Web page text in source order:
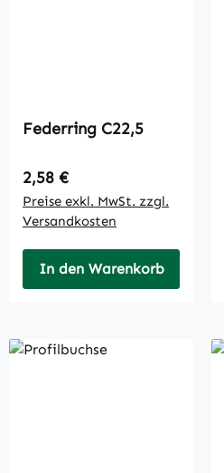
Federring C22,5
Regulärer Preis:
2,58 €
Preise exkl. MwSt. zzgl.
Versandkosten
In den Warenkorb